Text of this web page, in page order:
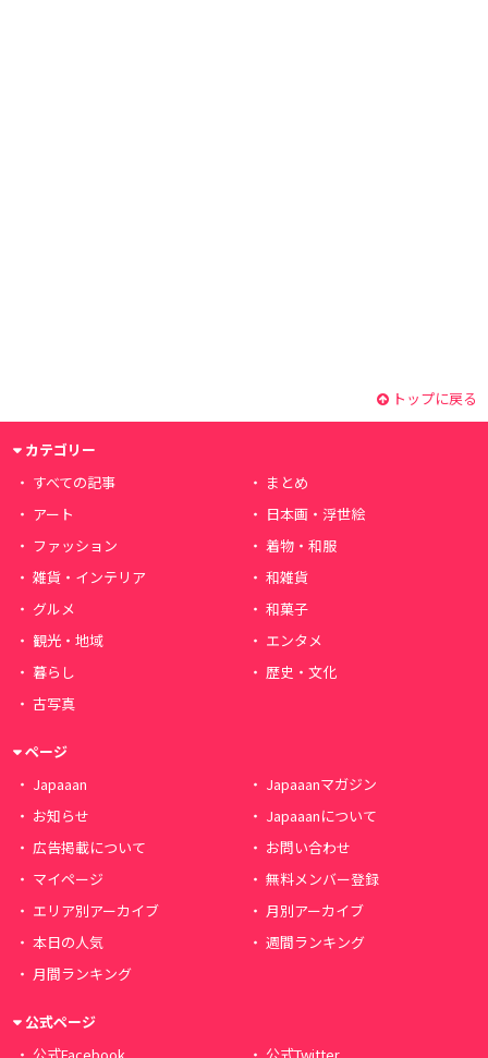
トップに戻る
カテゴリー
すべての記事
まとめ
アート
日本画・浮世絵
ファッション
着物・和服
雑貨・インテリア
和雑貨
グルメ
和菓子
観光・地域
エンタメ
暮らし
歴史・文化
古写真
ページ
Japaaan
Japaaanマガジン
お知らせ
Japaaanについて
広告掲載について
お問い合わせ
マイページ
無料メンバー登録
エリア別アーカイブ
月別アーカイブ
本日の人気
週間ランキング
月間ランキング
公式ページ